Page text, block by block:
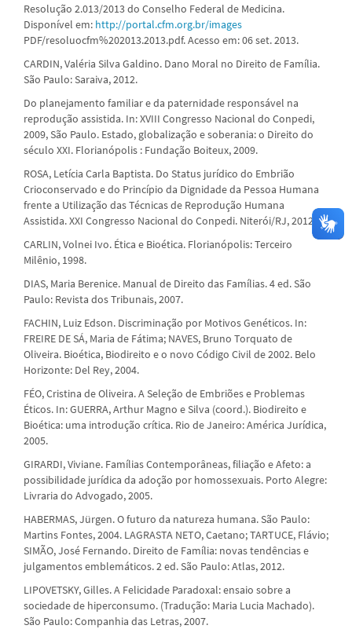
Resolução 2.013/2013 do Conselho Federal de Medicina.
Disponível em: http://portal.cfm.org.br/images
PDF/resoluocfm%202013.2013.pdf. Acesso em: 06 set. 2013.
CARDIN, Valéria Silva Galdino. Dano Moral no Direito de Família.
São Paulo: Saraiva, 2012.
Do planejamento familiar e da paternidade responsável na
reprodução assistida. In: XVIII Congresso Nacional do Conpedi,
2009, São Paulo. Estado, globalização e soberania: o Direito do
século XXI. Florianópolis : Fundação Boiteux, 2009.
ROSA, Letícia Carla Baptista. Do Status jurídico do Embrião
Crioconservado e do Princípio da Dignidade da Pessoa Humana
frente a Utilização das Técnicas de Reprodução Humana
Assistida. XXI Congresso Nacional do Conpedi. Niterói/RJ, 2012.
CARLIN, Volnei Ivo. Ética e Bioética. Florianópolis: Terceiro
Milênio, 1998.
DIAS, Maria Berenice. Manual de Direito das Famílias. 4 ed. São
Paulo: Revista dos Tribunais, 2007.
FACHIN, Luiz Edson. Discriminação por Motivos Genéticos. In:
FREIRE DE SÁ, Maria de Fátima; NAVES, Bruno Torquato de
Oliveira. Bioética, Biodireito e o novo Código Civil de 2002. Belo
Horizonte: Del Rey, 2004.
FÉO, Cristina de Oliveira. A Seleção de Embriões e Problemas
Éticos. In: GUERRA, Arthur Magno e Silva (coord.). Biodireito e
Bioética: uma introdução crítica. Rio de Janeiro: América Jurídica,
2005.
GIRARDI, Viviane. Famílias Contemporâneas, filiação e Afeto: a
possibilidade jurídica da adoção por homossexuais. Porto Alegre:
Livraria do Advogado, 2005.
HABERMAS, Jürgen. O futuro da natureza humana. São Paulo:
Martins Fontes, 2004. LAGRASTA NETO, Caetano; TARTUCE, Flávio;
SIMÃO, José Fernando. Direito de Família: novas tendências e
julgamentos emblemáticos. 2 ed. São Paulo: Atlas, 2012.
LIPOVETSKY, Gilles. A Felicidade Paradoxal: ensaio sobre a
sociedade de hiperconsumo. (Tradução: Maria Lucia Machado).
São Paulo: Companhia das Letras, 2007.